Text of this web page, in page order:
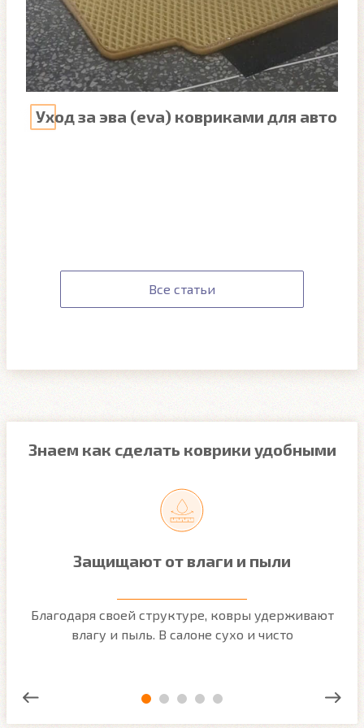
Уход за эва (eva) ковриками для авто
Все статьи
Знаем как сделать коврики удобными
Защищают от влаги и пыли
Благодаря своей структуре, ковры удерживают
влагу и пыль. В салоне сухо и чисто